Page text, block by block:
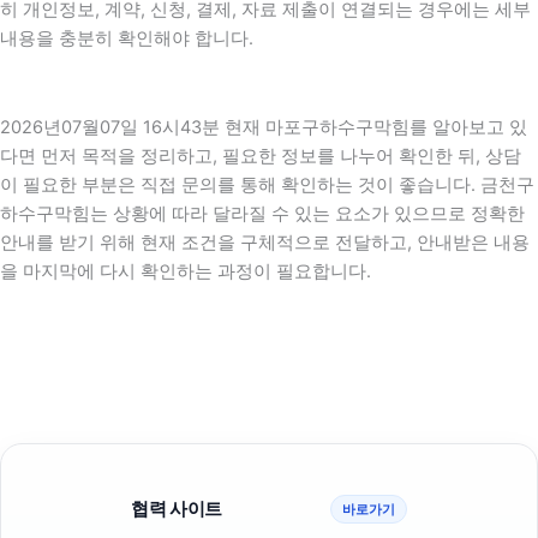
히 개인정보, 계약, 신청, 결제, 자료 제출이 연결되는 경우에는 세부
내용을 충분히 확인해야 합니다.
2026년07월07일 16시43분 현재 마포구하수구막힘를 알아보고 있
다면 먼저 목적을 정리하고, 필요한 정보를 나누어 확인한 뒤, 상담
이 필요한 부분은 직접 문의를 통해 확인하는 것이 좋습니다. 금천구
하수구막힘는 상황에 따라 달라질 수 있는 요소가 있으므로 정확한
안내를 받기 위해 현재 조건을 구체적으로 전달하고, 안내받은 내용
을 마지막에 다시 확인하는 과정이 필요합니다.
협력 사이트 바로가기